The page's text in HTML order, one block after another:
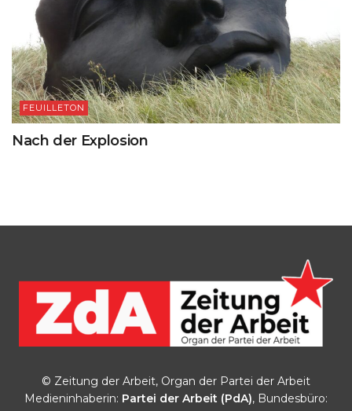
FEUILLETON
Nach der Explosion
© Zeitung der Arbeit, Organ der Partei der Arbeit
Medieninhaberin: Partei der Arbeit (PdA), Bundesbüro: